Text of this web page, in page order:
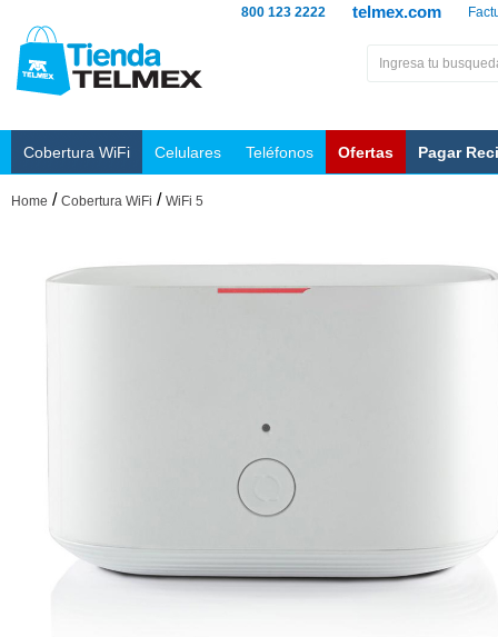
telmex.com
800 123 2222
Cobertura WiFi Celulares Teléfonos Ofertas Pagar
Home / Cobertura WiFi / WiFi 5